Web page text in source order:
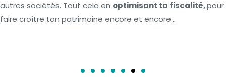
autres sociétés. Tout cela en optimisant ta fiscalité,pour
faire croître ton patrimoine encore et encore…